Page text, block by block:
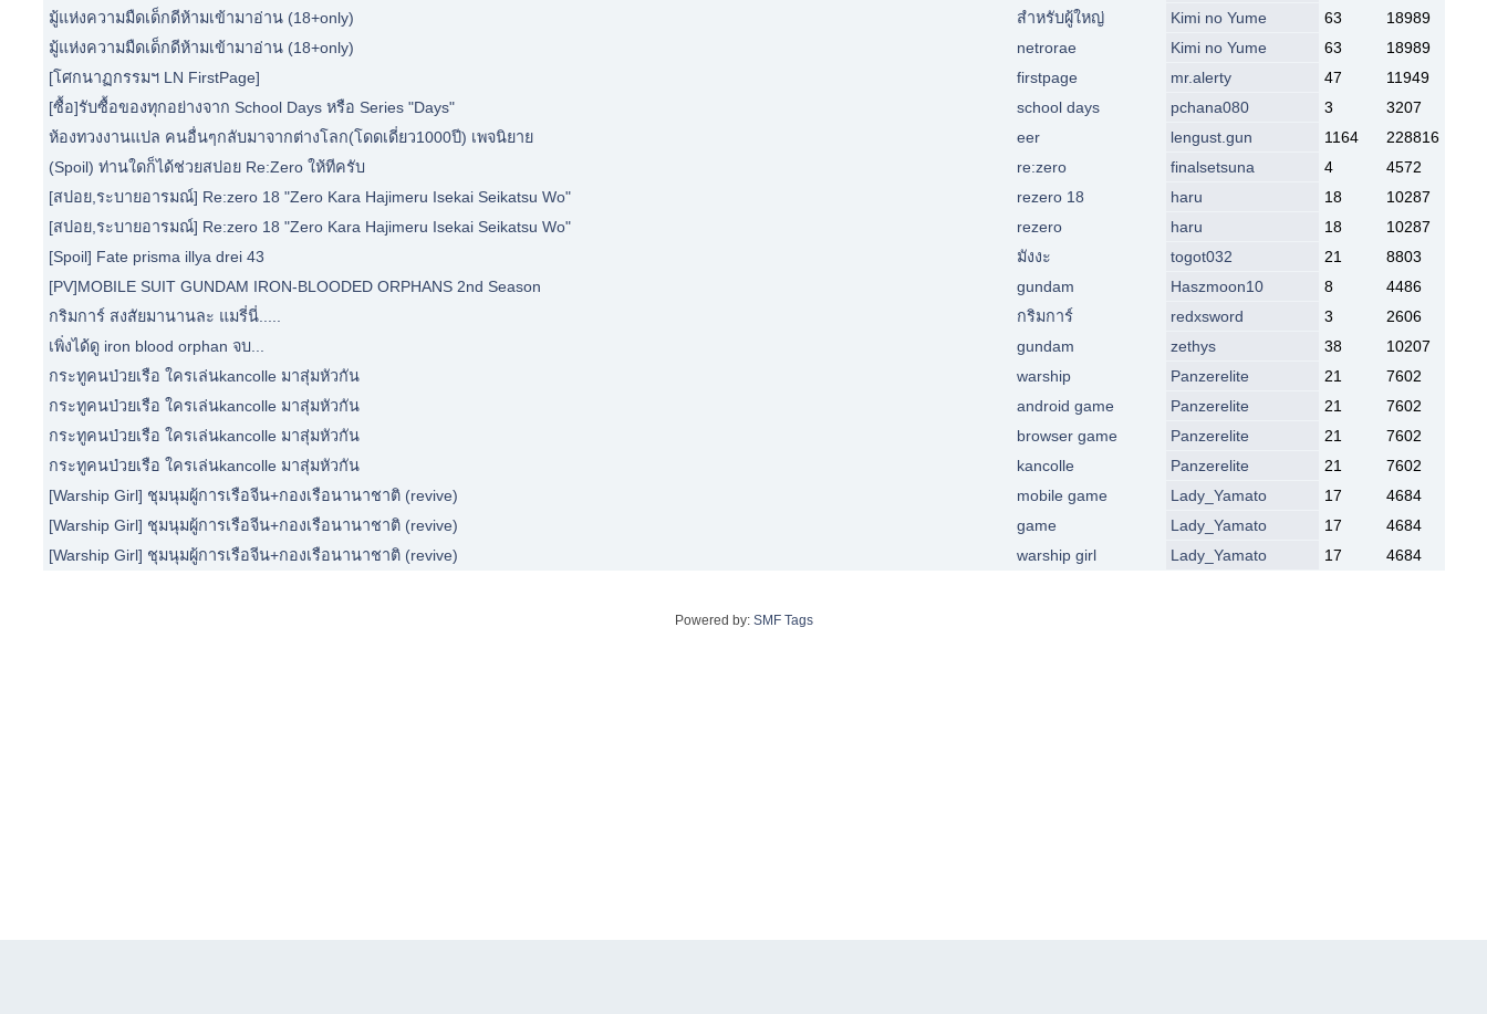
มู้แห่งความมืดเด็กดีห้ามเข้ามาอ่าน (18+only)
สำหรับผู้ใหญ่ Kimi no Yume 63
18989
มู้แห่งความมืดเด็กดีห้ามเข้ามาอ่าน (18+only)
netrorae Kimi no Yume 63
18989
[โศกนาฏกรรมฯ LN FirstPage]
firstpage mr.alerty 47
11949
[ซื้อ]รับซื้อของทุกอย่างจาก School Days หรือ Series "Days"
school days pchana080 3
3207
ห้องทวงงานแปล คนอื่นๆกลับมาจากต่างโลก(โดดเดี่ยว1000ปี) เพจนิยาย
eer lengust.gun 1164
228816
(Spoil) ท่านใดก็ได้ช่วยสปอย Re:Zero ให้ทีครับ
re:zero finalsetsuna 4
4572
[สปอย,ระบายอารมณ์] Re:zero 18 "Zero Kara Hajimeru Isekai Seikatsu Wo"
rezero 18 haru 18
10287
[สปอย,ระบายอารมณ์] Re:zero 18 "Zero Kara Hajimeru Isekai Seikatsu Wo"
rezero haru 18
10287
[Spoil] Fate prisma illya drei 43
มังงะ togot032 21
8803
[PV]MOBILE SUIT GUNDAM IRON-BLOODED ORPHANS 2nd Season
gundam Haszmoon10 8
4486
กริมการ์ สงสัยมานานละ แมรี่นี่.....
กริมการ์ redxsword 3
2606
เพิ่งได้ดู iron blood orphan จบ...
gundam zethys 38
10207
กระทูคนป่วยเรือ ใครเล่นkancolle มาสุ่มหัวกัน
warship Panzerelite 21
7602
กระทูคนป่วยเรือ ใครเล่นkancolle มาสุ่มหัวกัน
android game Panzerelite 21
7602
กระทูคนป่วยเรือ ใครเล่นkancolle มาสุ่มหัวกัน
browser game Panzerelite 21
7602
กระทูคนป่วยเรือ ใครเล่นkancolle มาสุ่มหัวกัน
kancolle Panzerelite 21
7602
[Warship Girl] ชุมนุมผู้การเรือจีน+กองเรือนานาชาติ (revive)
mobile game Lady_Yamato 17
4684
[Warship Girl] ชุมนุมผู้การเรือจีน+กองเรือนานาชาติ (revive)
game Lady_Yamato 17
4684
[Warship Girl] ชุมนุมผู้การเรือจีน+กองเรือนานาชาติ (revive)
warship girl Lady_Yamato 17 4684
Powered by: SMF Tags